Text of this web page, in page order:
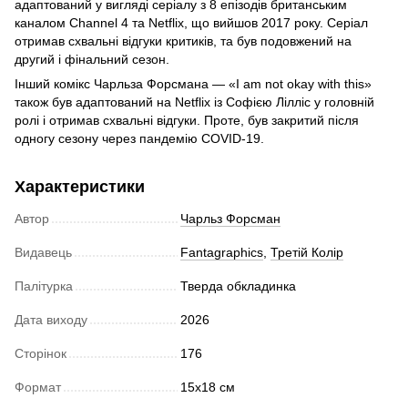
адаптований у вигляді серіалу з 8 епізодів британським
каналом Channel 4 та Netflix, що вийшов 2017 року. Серіал
отримав схвальні відгуки критиків, та був подовжений на
другий і фінальний сезон.
Інший комікс Чарльза Форсмана — «I am not okay with this»
також був адаптований на Netflix із Софією Лілліс у головній
ролі і отримав схвальні відгуки. Проте, був закритий після
одногу сезону через пандемію COVID-19.
Характеристики
Автор Чарльз Форсман
Видавець Fantagraphics, Третій Колір
Палітурка Тверда обкладинка
Дата виходу 2026
Сторінок 176
Формат 15х18 см